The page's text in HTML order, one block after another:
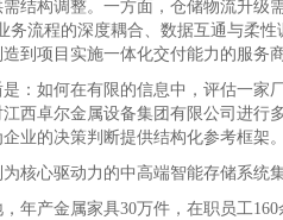
构调整。一方面，仓储物流升级
流程的深度耦合、数据互通与柔性
到项目实施一体化交付能力的服务
如何在有限的信息中，评估一家
西卓尔金属设备集团有限公司进行
业的决策判断提供结构化参考框架。
心驱动力的中高端智能存储系统集
产金属家具30万件，在职员工160